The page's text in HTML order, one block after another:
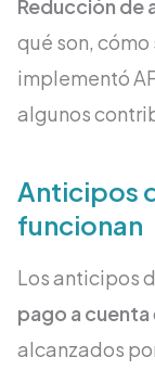
Reducción de
qué son,
implementó
algunos
Anticipos
funcionan
Los anticipos
pago a cuenta
alcanzados